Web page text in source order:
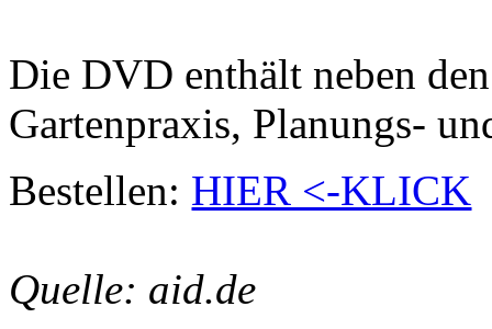
Die DVD enthält neben
Gartenpraxis, Planungs-
Bestellen: HIER <-KLICK
Quelle: aid.de